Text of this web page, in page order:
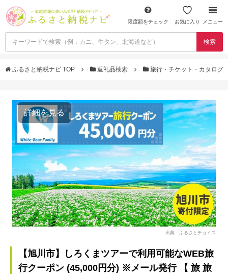
限度額をチェック お気に入り メニュー
検索
ふるさと納税ナビ TOP 返礼品検索 旅行・チケット・カタログ
詳細を見る
出典：ふるさとチョイス
【旭川市】しろくまツアーで利用可能なWEB旅
行クーポン (45,000円分) ※メール発行 【 旅 旅